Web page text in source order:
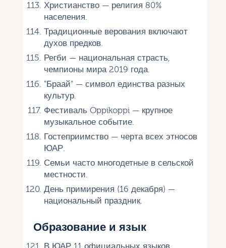
Христианство — религия 80%
населения.
Традиционные верования включают
духов предков.
Регби — национальная страсть,
чемпионы мира 2019 года.
"Браай" — символ единства разных
культур.
Фестиваль Oppikoppi — крупное
музыкальное событие.
Гостеприимство — черта всех этносов
ЮАР.
Семьи часто многодетные в сельской
местности.
День примирения (16 декабря) —
национальный праздник.
Образование и язык